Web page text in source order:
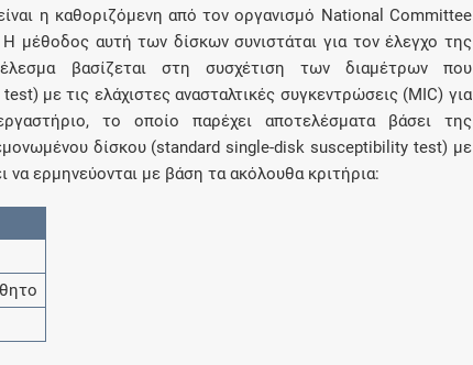
η καθοριζόμενη από τον οργανισμό National Committee
Η μέθοδος αυτή των δίσκων συνιστάται για τον έλεγχο της
βασίζεται στη συσχέτιση των διαμέτρων που
με τις ελάχιστες ανασταλτικές συγκεντρώσεις (MIC) για
το οποίο παρέχει αποτελέσματα βάσει της
δίσκου (standard single-disk susceptibility test) με
ερμηνεύονται με βάση τα ακόλουθα κριτήρια: